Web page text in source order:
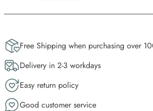
Free Shipping when purchasing over
Delivery in 2-3 workdays
Easy return policy
Good customer service